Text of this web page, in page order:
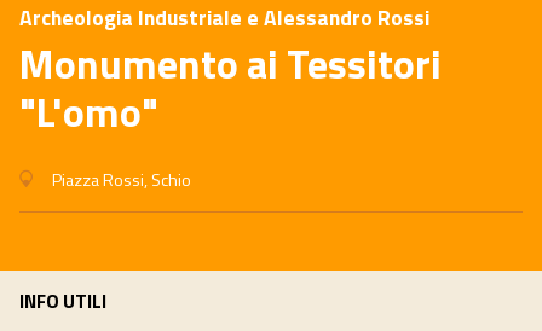
Archeologia Industriale e Alessandro Rossi
Monumento ai Tessitori
"L'omo"
Piazza Rossi, Schio
INFO UTILI